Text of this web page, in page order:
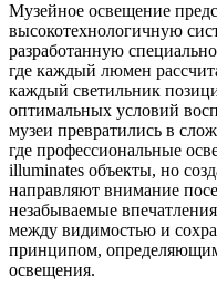
Музейное освещение
высокотехнологичную
разработанную
где каждый люмен
каждый светильник
оптимальных условий
музеи превратились в
где профессиональные
illuminates объекты, но
направляют внимание
незабываемые
между видимостью и
принципом,
освещения.